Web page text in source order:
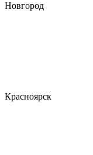
Новгород
Красноярск